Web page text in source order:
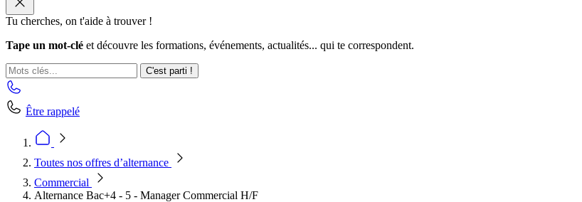
Tu cherches, on t'aide à trouver !
Tape un mot-clé et découvre les formations, événements, actualités... qui te correspondent.
C'est parti !
Être rappelé
Toutes nos offres d’alternance
Commercial
Alternance Bac+4 - 5 - Manager Commercial H/F